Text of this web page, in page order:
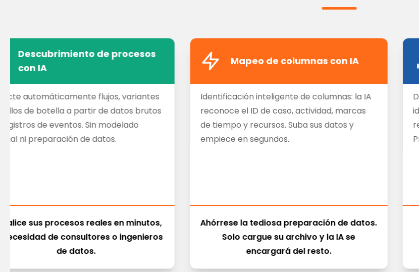
Descubrimiento de procesos
con IA
automáticamente flujos, variantes
de botella a partir de datos brutos
de eventos. Sin modelado
ni preparación de datos.
sus procesos reales en minutos,
necesidad de consultores o ingenieros
de datos.
Mapeo de columnas con IA
Identificación inteligente de columnas: la IA
reconoce el ID de caso, actividad, marcas
de tiempo y recursos. Suba sus datos y
empiece en segundos.
Ahórrese la tediosa preparación de datos.
Solo cargue su archivo y la IA se
encargará del resto.